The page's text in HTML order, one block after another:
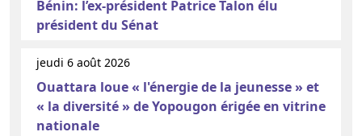
Bénin: l’ex-président Patrice Talon élu
président du Sénat
jeudi 6 août 2026
Ouattara loue « l'énergie de la jeunesse » et
« la diversité » de Yopougon érigée en vitrine
nationale